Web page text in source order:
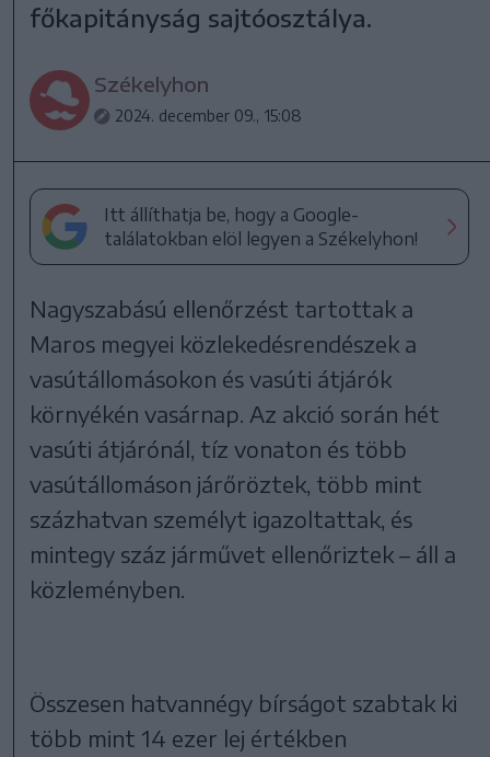
főkapitányság sajtóosztálya.
Székelyhon
2024. december 09., 15:08
Itt állíthatja be, hogy a Google-
találatokban elöl legyen a Székelyhon!
Nagyszabású ellenőrzést tartottak a
Maros megyei közlekedésrendészek a
vasútállomásokon és vasúti átjárók
környékén vasárnap. Az akció során hét
vasúti átjárónál, tíz vonaton és több
vasútállomáson járőröztek, több mint
százhatvan személyt igazoltattak, és
mintegy száz járművet ellenőriztek – áll a
közleményben.
Összesen hatvannégy bírságot szabtak ki
több mint 14 ezer lej értékben